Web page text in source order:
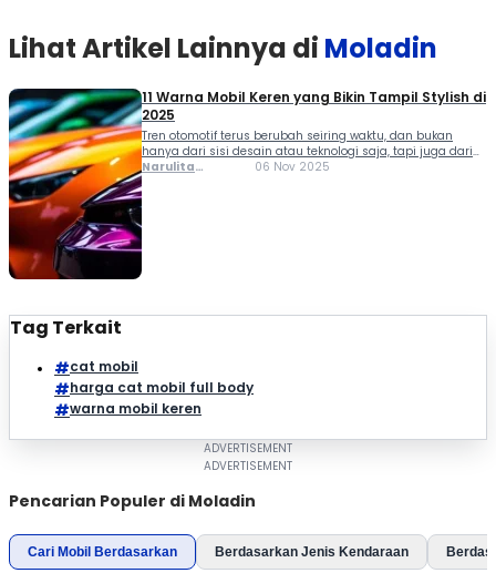
Lihat Artikel Lainnya di Moladin
11 Warna Mobil Keren yang Bikin Tampil Stylish di
2025
Tren otomotif terus berubah seiring waktu, dan bukan
hanya dari sisi desain atau teknologi saja, tapi juga dari
segi pilihan warna. Saat ini, banyak orang memilih warna
Narulita
06 Nov 2025
Tag Terkait
cat mobil
harga cat mobil full body
warna mobil keren
Pencarian Populer di Moladin
Cari Mobil Berdasarkan Berdasarkan Jenis Kendaraan